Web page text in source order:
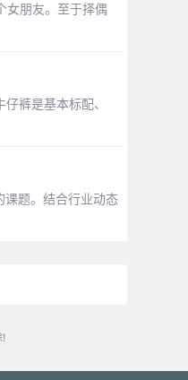
女朋友。至于择偶
裤是基本标配、
课题。结合行业动态
!